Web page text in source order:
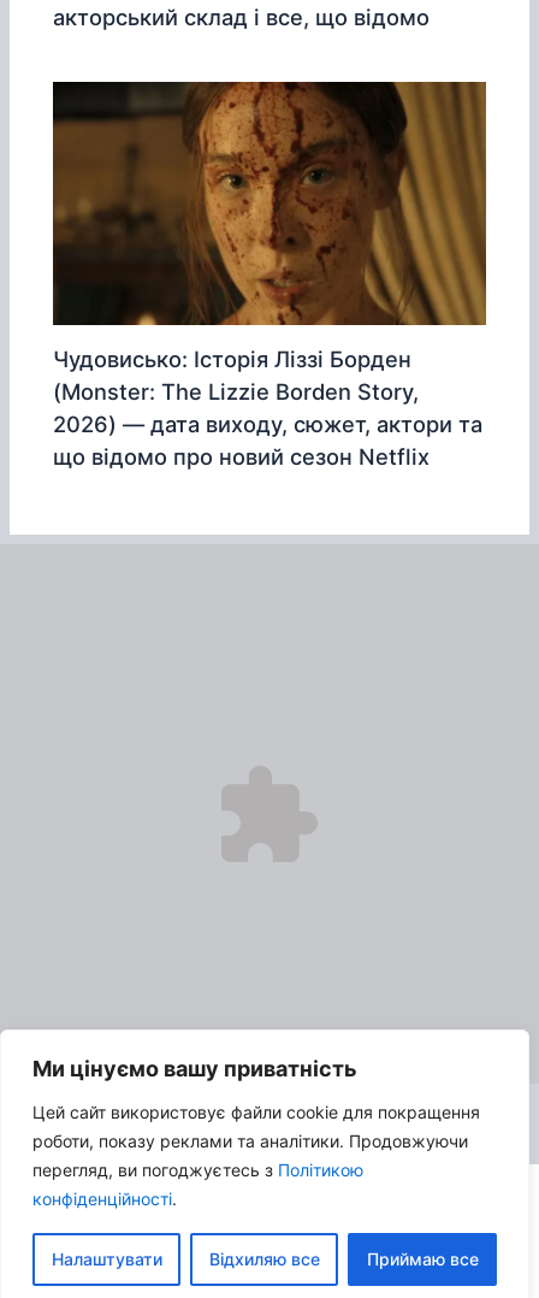
Ми цінуємо вашу приватність
Цей сайт використовує файли cookie для покращення
роботи, показу реклами та аналітики. Продовжуючи
перегляд, ви погоджуєтесь з Політикою
конфіденційності.
Налаштувати Відхиляю все Приймаю все
акторський склад і все, що відомо
Чудовисько: Історія Ліззі Борден
(Monster: The Lizzie Borden Story,
2026) — дата виходу, сюжет, актори та
що відомо про новий сезон Netflix
© 2026 Про кіно з SK:TV | Всі права захищені |
конфіденційності|
Контакти